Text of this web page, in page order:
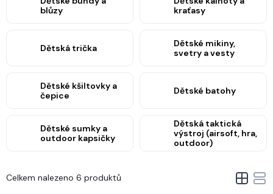
blůzy
kraťasy
Dětská trička
Dětské mikiny,
svetry a vesty
Dětské kšiltovky a
čepice
Dětské batohy
Dětské sumky a
outdoor kapsičky
Dětská taktická
výstroj (airsoft, hra,
outdoor)
Celkem nalezeno 6 produktů
V
ý